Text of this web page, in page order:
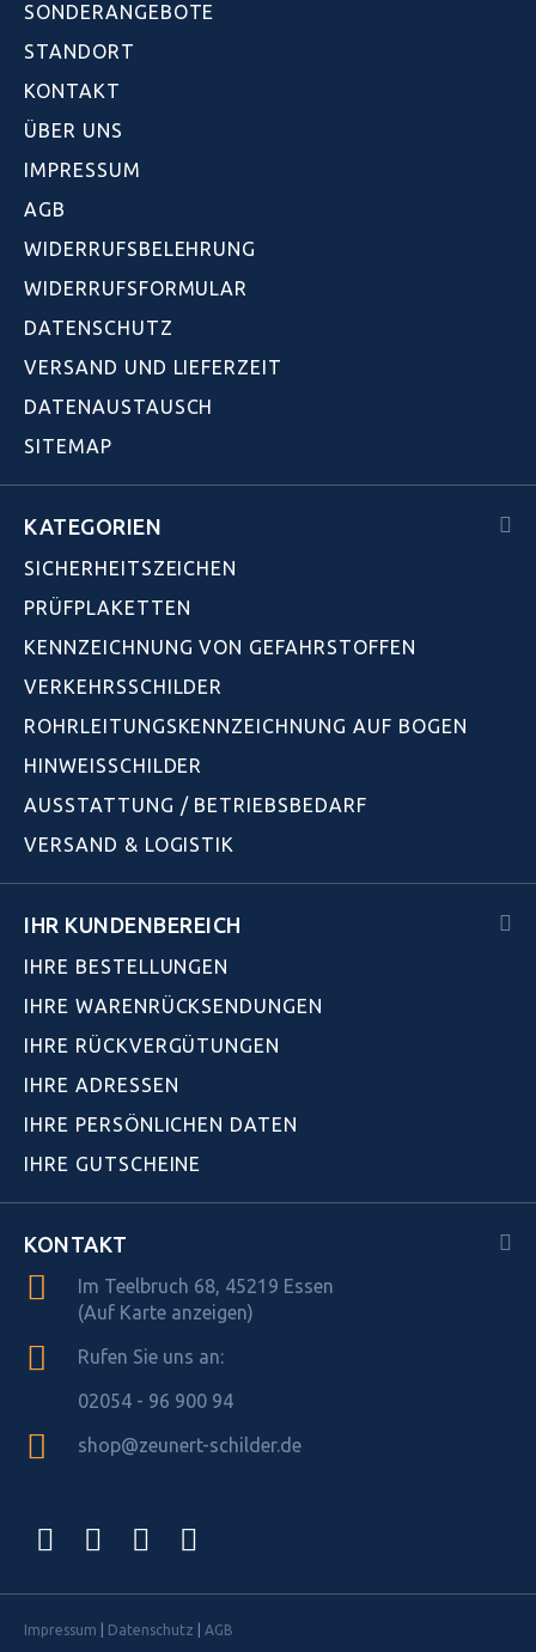
SONDERANGEBOTE
STANDORT
KONTAKT
ÜBER UNS
IMPRESSUM
AGB
WIDERRUFSBELEHRUNG
WIDERRUFSFORMULAR
DATENSCHUTZ
VERSAND UND LIEFERZEIT
DATENAUSTAUSCH
SITEMAP
KATEGORIEN
SICHERHEITSZEICHEN
PRÜFPLAKETTEN
KENNZEICHNUNG VON GEFAHRSTOFFEN
VERKEHRSSCHILDER
ROHRLEITUNGSKENNZEICHNUNG AUF BOGEN
HINWEISSCHILDER
AUSSTATTUNG / BETRIEBSBEDARF
VERSAND & LOGISTIK
IHR KUNDENBEREICH
IHRE BESTELLUNGEN
IHRE WARENRÜCKSENDUNGEN
IHRE RÜCKVERGÜTUNGEN
IHRE ADRESSEN
IHRE PERSÖNLICHEN DATEN
IHRE GUTSCHEINE
KONTAKT
Im Teelbruch 68, 45219 Essen
(Auf Karte anzeigen)
Rufen Sie uns an:
02054 - 96 900 94
shop@zeunert-schilder.de
Impressum Datenschutz AGB